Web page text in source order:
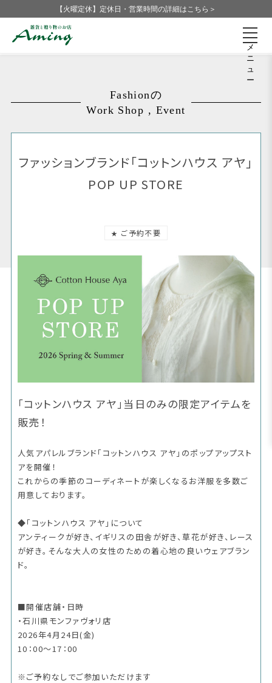
【火曜定休】定休日・営業時間の詳細はこちら＞
メ
ニ
ュ
ー
Fashionの
Work Shop , Event
ファッションブランド「コットンハウス アヤ」
POP UP STORE
★ ご予約不要
「コットンハウス アヤ」当日のみの限定アイテムを
販売！
人気アパレルブランド「コットンハウス アヤ」のポップアップスト
アを開催！
これからの季節のコーディネートが楽しくなるお洋服を多数ご
用意しております。
◆「コットンハウス アヤ」について
アンティークが好き、イギリスの田舎が好き、草花が好き、レース
が好き。そんな大人の女性のための着心地の良いウェアブラン
ド。
■開催店舗・日時
・石川県モンファヴォリ店
2026年4月24日(金)
10：00～17：00
※ご予約なしでご参加いただけます